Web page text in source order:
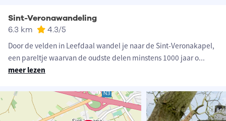
Sint-Veronawandeling
6.3 km 4.3/5
Door de velden in Leefdaal wandel je naar de Sint-Veronakapel,
een pareltje waarvan de oudste delen minstens 1000 jaar o...
meer lezen